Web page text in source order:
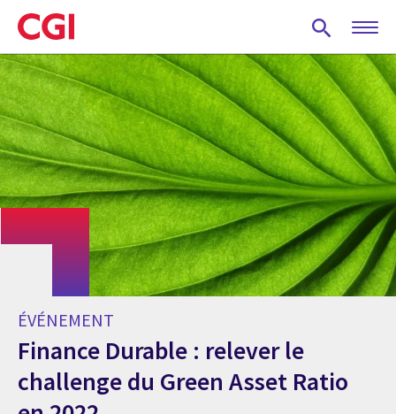
Skip
to
main
content
ÉVÉNEMENT
Finance Durable : relever le
challenge du Green Asset Ratio